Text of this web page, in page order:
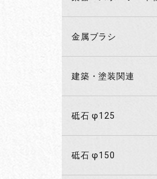
金属ブラシ
建築・塗装関連
砥石 φ125
砥石 φ150